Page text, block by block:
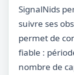
SignalNids
suivre ses
permet de
fiable :
nombre de